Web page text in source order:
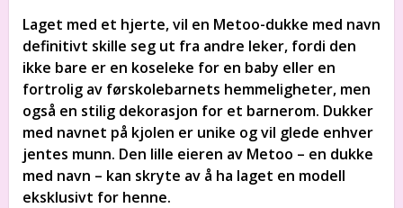
Laget med et hjerte, vil en Metoo-dukke med navn
definitivt skille seg ut fra andre leker, fordi den
ikke bare er en koseleke for en baby eller en
fortrolig av førskolebarnets hemmeligheter, men
også en stilig dekorasjon for et barnerom. Dukker
med navnet på kjolen er unike og vil glede enhver
jentes munn. Den lille eieren av Metoo – en dukke
med navn – kan skryte av å ha laget en modell
eksklusivt for henne.